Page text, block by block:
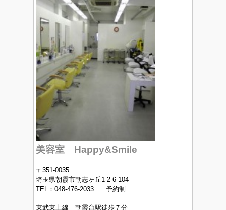
美容室 Happy&Smile
〒351-0035
埼玉県朝霞市朝志ヶ丘1-2-6-104
TEL：048-476-2033 予約制
東武東上線 朝霞台駅徒歩７分